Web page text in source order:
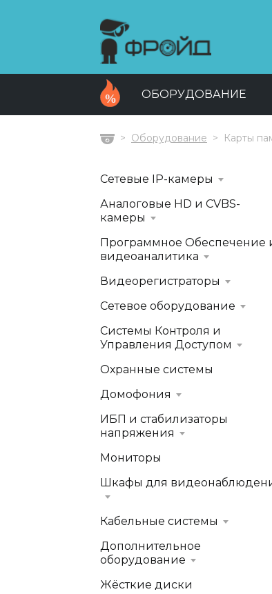
ОБОРУДОВАНИЕ
ГлавнаяОборудование Карты
Сетевые IP-камеры
Аналоговые HD и CVBS-
камеры
Программное Обеспечение
видеоаналитика
Видеорегистраторы
Сетевое оборудование
Системы Контроля и
Управления Доступом
Охранные системы
Домофония
ИБП и стабилизаторы
напряжения
Мониторы
Шкафы для
Кабельные системы
Дополнительное
оборудование
Жёсткие диски